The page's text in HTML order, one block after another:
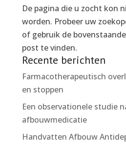
De pagina die u zocht kon
worden. Probeer uw
of gebruik de
post te vinden.
Recente berichten
Farmacotherapeutisch
en stoppen
Een observationele studie
afbouwmedicatie
Handvatten Afbouw